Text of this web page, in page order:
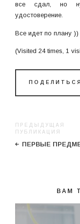
все сдал, но
удостоверение.
Все идет по плану ))
(Visited 24 times, 1
ПРЕДЫДУЩАЯ
ПУБЛИКАЦИЯ
ПЕРВЫЕ
ВАМ